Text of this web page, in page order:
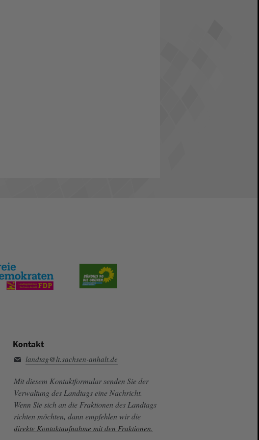
Kontakt
landtag@lt.sachsen-anhalt.de
Mit diesem Kontaktformular senden Sie der
Verwaltung des Landtags eine Nachricht.
Wenn Sie sich an die Fraktionen des Landtags
richten möchten, dann empfehlen wir die
direkte Kontaktaufnahme mit den Fraktionen.